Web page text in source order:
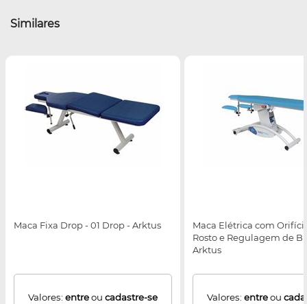
Similares
Maca Fixa Drop - 01 Drop - Arktus
Valores: entreou cadastre-se
Maca Elétrica com
Rosto e Regulagem de
Arktus
Valores: entreou